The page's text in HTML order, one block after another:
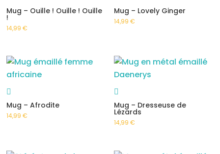
Mug – Ouille ! Ouille ! Ouille
!
14,99€
Mug – Lovely Ginger
14,99€
Mug – Afrodite
14,99€
Mug – Dresseuse de
Lézards
14,99€